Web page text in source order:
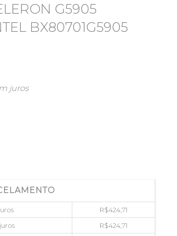
G5905
BX80701G5905
juros
R$424,71
R$424,71